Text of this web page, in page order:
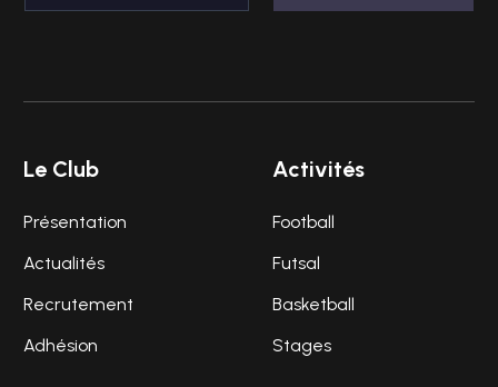
Le Club
Présentation
Actualités
Recrutement
Adhésion
Activités
Football
Futsal
Basketball
Stages